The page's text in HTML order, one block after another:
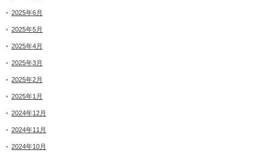
2025年6月
2025年5月
2025年4月
2025年3月
2025年2月
2025年1月
2024年12月
2024年11月
2024年10月